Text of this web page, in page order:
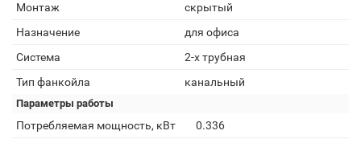
Монтаж
скрытый
Назначение
для офиса
Система
2-х трубная
Тип фанкойла
канальный
Параметры работы
Потребляемая мощность, кВт
0.336